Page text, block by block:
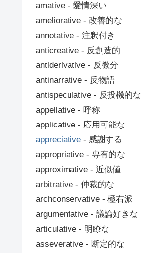
amative ‐ 愛情深い
ameliorative ‐ 改善的な
annotative ‐ 注釈付き
anticreative ‐ 反創造的
antiderivative ‐ 反微分
antinarrative ‐ 反物語
antispeculative ‐ 反投機的な
appellative ‐ 呼称
applicative ‐ 応用可能な
appreciative ‐ 感謝する
appropriative ‐ 専有的な
approximative ‐ 近似値
arbitrative ‐ 仲裁的な
archconservative ‐ 極右派
argumentative ‐ 議論好きな
articulative ‐ 明瞭な
asseverative ‐ 断定的な